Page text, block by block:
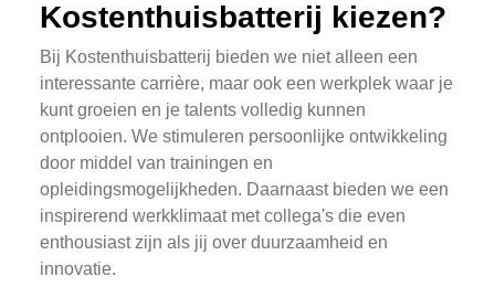
Kostenthuisbatterij kiezen?
Bij Kostenthuisbatterij bieden we niet alleen een
interessante carrière, maar ook een werkplek waar je
kunt groeien en je talents volledig kunnen
ontplooien. We stimuleren persoonlijke ontwikkeling
door middel van trainingen en
opleidingsmogelijkheden. Daarnaast bieden we een
inspirerend werkklimaat met collega's die even
enthousiast zijn als jij over duurzaamheid en
innovatie.